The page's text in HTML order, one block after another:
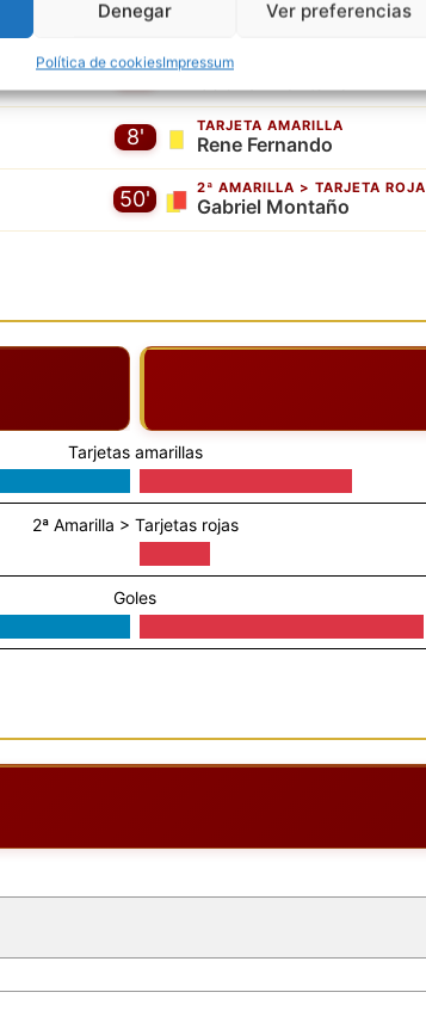
Denegar Ver preferencias
Política de cookiesImpressum
6' Brandon
7' TARJETA AMARILLA
8' TARJETA AMARILLA
Rene Fernando
50' 2ª AMARILLA > TARJETA ROJA
Gabriel Montaño
Tarjetas amarillas
2ª Amarilla > Tarjetas rojas
Goles